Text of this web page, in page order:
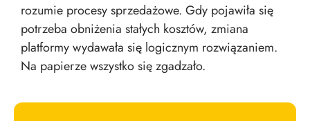
rozumie procesy sprzedażowe. Gdy pojawiła się
potrzeba obniżenia stałych kosztów, zmiana
platformy wydawała się logicznym rozwiązaniem.
Na papierze wszystko się zgadzało.